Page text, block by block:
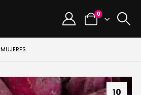
0
MUJERES
10